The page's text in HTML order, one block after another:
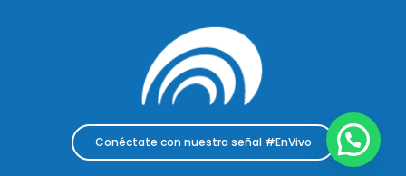
Conéctate con nuestra señal #EnVivo